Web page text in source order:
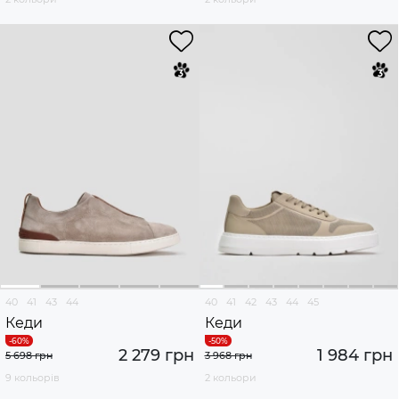
40 41 43 44
Кеди
2 279 грн
5 698 грн
9 кольорів
40 41 42 43 44 45
Кеди
1 984 грн
3 968 грн
2 кольори